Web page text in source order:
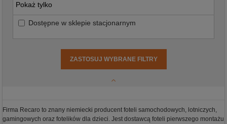
Pokaż tylko
Dostępne w sklepie stacjonarnym
ZASTOSUJ WYBRANE FILTRY
Firma Recaro to znany niemiecki producent foteli samochodowych, lotniczych,
gamingowych oraz fotelików dla dzieci. Jest dostawcą foteli pierwszego montażu